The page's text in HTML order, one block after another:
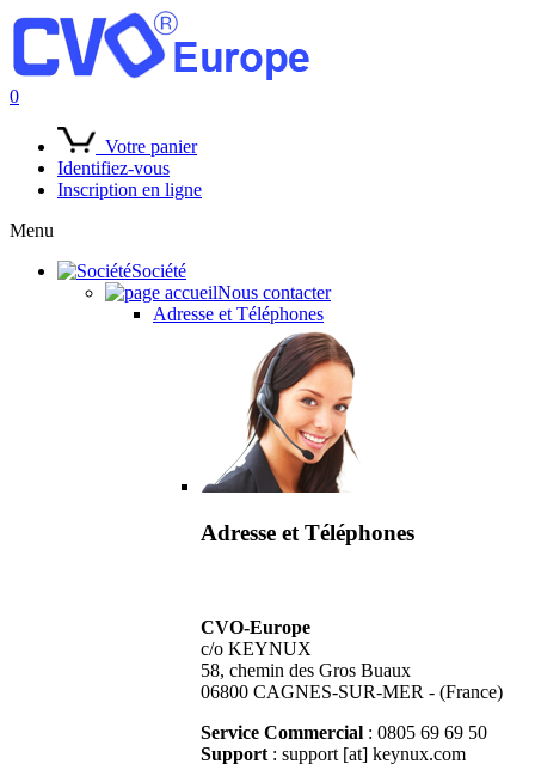
0
Votre panier
Identifiez-vous
Inscription en ligne
Menu
Société
Nous contacter
Adresse et Téléphones
Adresse et Téléphones
CVO-Europe
c/o KEYNUX
58, chemin des Gros Buaux
06800 CAGNES-SUR-MER - (France)
Service Commercial : 0805 69 69 50
Support : support [at] keynux.com